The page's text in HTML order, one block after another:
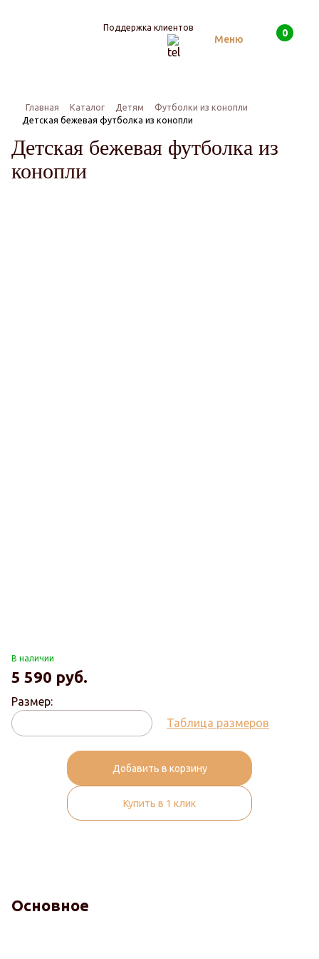
Поддержка клиентов
Меню
Поиск 0
Главная Каталог Детям
Футболки из конопли
Детская бежевая футболка из конопли
Детская бежевая футболка из
конопли
В наличии
5 590 руб.
Размер:
Таблица размеров
Добавить в корзину
Купить в 1 клик
Основное